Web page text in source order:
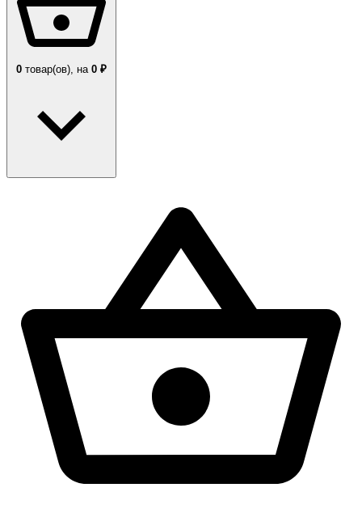
0 товар(ов), на 0 ₽